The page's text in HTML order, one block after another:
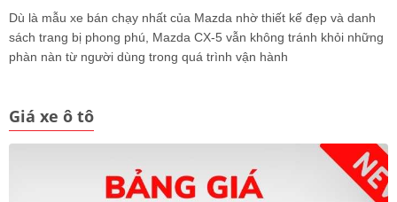
Dù là mẫu xe bán chạy nhất của Mazda nhờ thiết kế đẹp và danh
sách trang bị phong phú, Mazda CX-5 vẫn không tránh khỏi những
phàn nàn từ người dùng trong quá trình vận hành
Giá xe ô tô